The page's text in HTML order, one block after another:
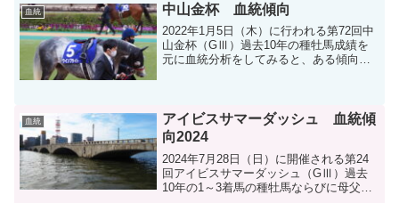
血統 中山金杯 血統傾向
2022年1月5日（木）に行われる第72回中
山金杯（GⅢ）過去10年の種牡馬成績を
元に血統分析をしてみると、ある傾向が
血統
アイビスサマーダッシュ 血統傾
向2024
2024年7月28日（日）に開催される第24
回アイビスサマーダッシュ（GⅢ）過去
10年の1～3着馬の種牡馬ならびに母父馬